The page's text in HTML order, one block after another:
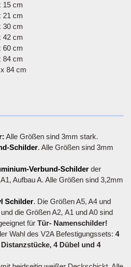
15 cm
21 cm
30 cm
42 cm
60 cm
84 cm
84 cm
Alle Größen sind 3mm stark.
Schilder. Alle Größen sind 3mm
Verbund-Schilder der
Aufbau A. Alle Größen sind 3,2mm
Schilder. Die Größen A5, A4 und
die Größen A2, A1 und A0 sind
für Tür- Namenschilder!
Wahl des V2A Befestigungssets: 4
4 Dübel und 4